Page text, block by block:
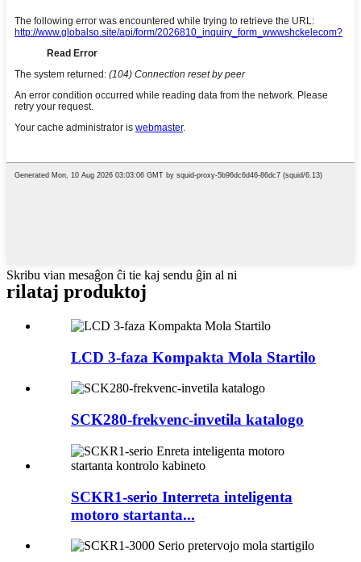
Skribu vian mesaĝon ĉi tie kaj sendu ĝin al ni
rilataj produktoj
LCD 3-faza Kompakta Mola Startilo
SCK280-frekvenc-invetila katalogo
SCKR1-serio Interreta inteligenta
motoro startanta...